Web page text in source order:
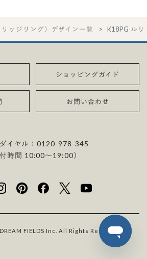
ッジリング）デザイン一覧 K18PG ル
ショッピングガイド
お問い合わせ
イヤル：0120-978-345
付時間 10:00〜19:00）
FIELDS Inc. All Rights Reserved.